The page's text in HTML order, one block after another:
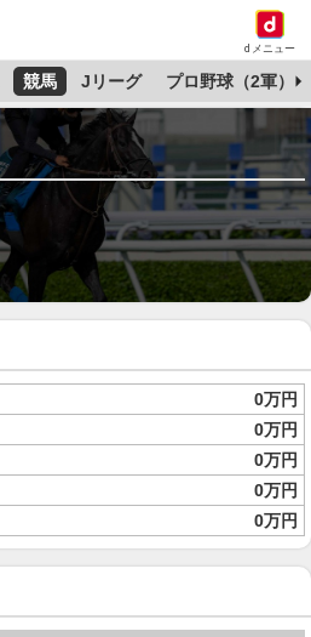
dメニュー
競馬 Jリーグ プロ野球（2軍）
0万円
0万円
0万円
0万円
0万円